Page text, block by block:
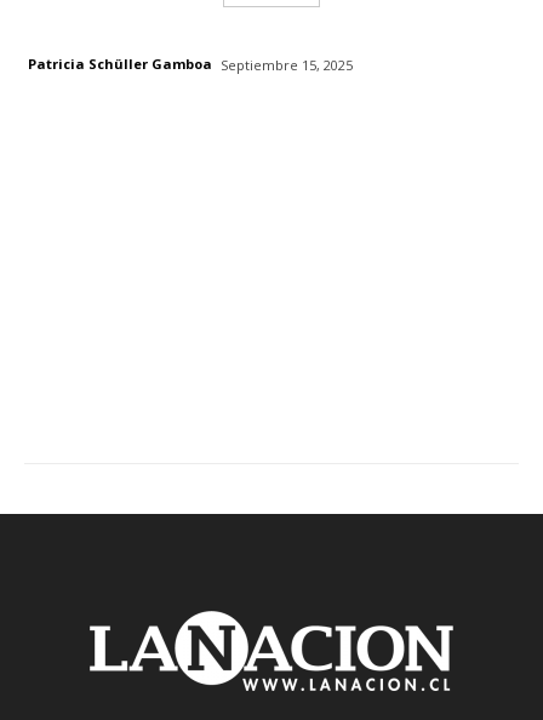
Patricia Schüller Gamboa Septiembre 15, 2025